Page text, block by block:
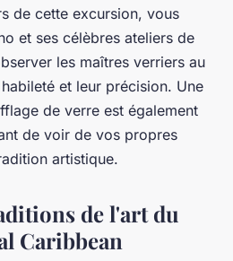
de cette excursion, vous
et ses célèbres ateliers de
les maîtres verriers au
et leur précision. Une
de verre est également
de voir de vos propres
artistique.
de l'art du
Caribbean